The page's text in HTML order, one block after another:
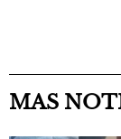
MAS